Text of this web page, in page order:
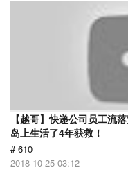
【越哥】快递公司员工流
岛上生活了4年获救！
# 610
2018-10-25 03:12